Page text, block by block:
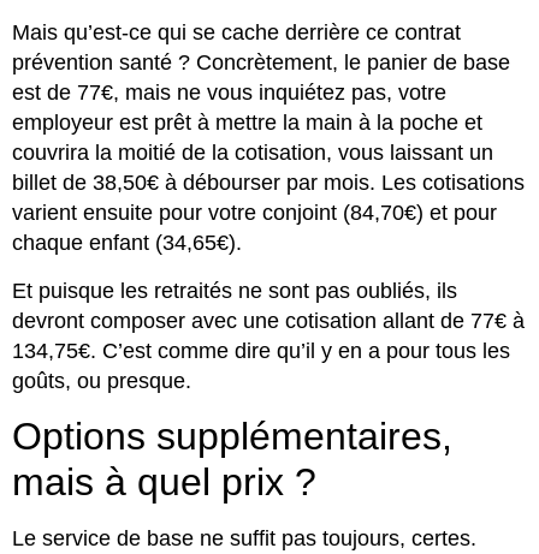
Mais qu’est-ce qui se cache derrière ce contrat
prévention santé ? Concrètement, le panier de base
est de 77€, mais ne vous inquiétez pas, votre
employeur est prêt à mettre la main à la poche et
couvrira la moitié de la cotisation, vous laissant un
billet de 38,50€ à débourser par mois. Les cotisations
varient ensuite pour votre conjoint (84,70€) et pour
chaque enfant (34,65€).
Et puisque les retraités ne sont pas oubliés, ils
devront composer avec une cotisation allant de 77€ à
134,75€. C’est comme dire qu’il y en a pour tous les
goûts, ou presque.
Options supplémentaires,
mais à quel prix ?
Le service de base ne suffit pas toujours, certes.